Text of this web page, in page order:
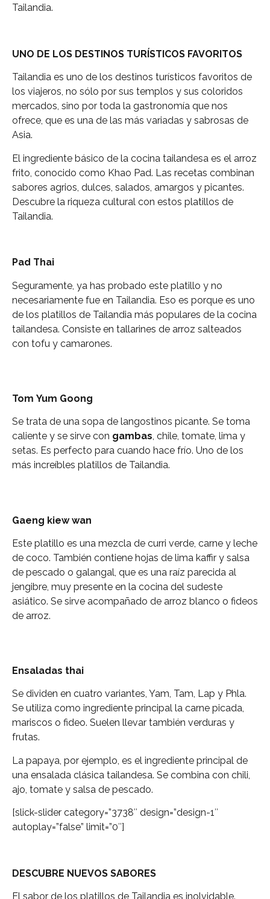
Tailandia.
UNO DE LOS DESTINOS TURÍSTICOS FAVORITOS
Tailandia es uno de los destinos turísticos favoritos de
los viajeros, no sólo por sus templos y sus coloridos
mercados, sino por toda la gastronomía que nos
ofrece, que es una de las más variadas y sabrosas de
Asia.
El ingrediente básico de la cocina tailandesa es el arroz
frito, conocido como Khao Pad. Las recetas combinan
sabores agrios, dulces, salados, amargos y picantes.
Descubre la riqueza cultural con estos platillos de
Tailandia.
Pad Thai
Seguramente, ya has probado este platillo y no
necesariamente fue en Tailandia. Eso es porque es uno
de los platillos de Tailandia más populares de la cocina
tailandesa. Consiste en tallarines de arroz salteados
con tofu y camarones.
Tom Yum Goong
Se trata de una sopa de langostinos picante. Se toma
caliente y se sirve con gambas, chile, tomate, lima y
setas. Es perfecto para cuando hace frío. Uno de los
más increíbles platillos de Tailandia.
Gaeng kiew wan
Este platillo es una mezcla de curri verde, carne y leche
de coco. También contiene hojas de lima kaffir y salsa
de pescado o galangal, que es una raíz parecida al
jengibre, muy presente en la cocina del sudeste
asiático. Se sirve acompañado de arroz blanco o fideos
de arroz.
Ensaladas thai
Se dividen en cuatro variantes, Yam, Tam, Lap y Phla.
Se utiliza como ingrediente principal la carne picada,
mariscos o fideo. Suelen llevar también verduras y
frutas.
La papaya, por ejemplo, es el ingrediente principal de
una ensalada clásica tailandesa. Se combina con chili,
ajo, tomate y salsa de pescado.
[slick-slider category=”3738″ design=”design-1″
autoplay=”false” limit=”0″]
DESCUBRE NUEVOS SABORES
El sabor de los platillos de Tailandia es inolvidable.